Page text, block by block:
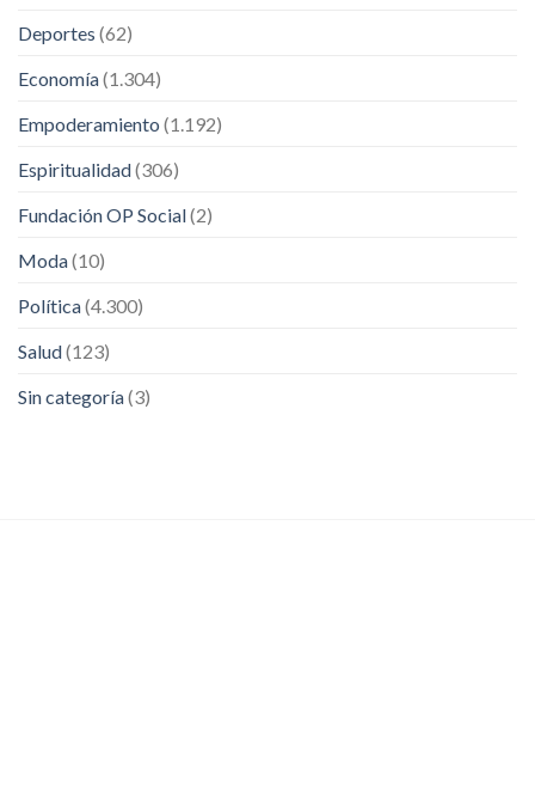
Deportes (62)
Economía(1.304)
Empoderamiento (1.192)
Espiritualidad(306)
Fundación OP Social(2)
Moda(10)
Política(4.300)
Salud(123)
Sin categoría(3)